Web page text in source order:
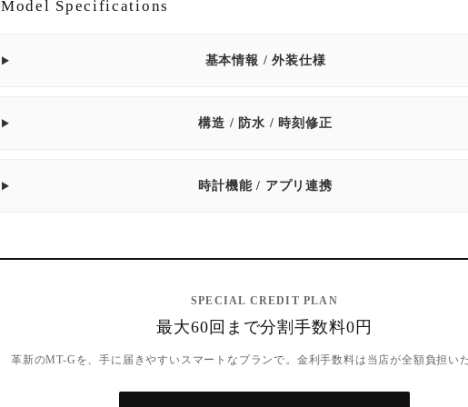
Model Specifications
基本情報 / 外装仕様
構造 / 防水 / 時刻修正
時計機能 / アプリ連携
SPECIAL CREDIT PLAN
最大60回まで分割手数料0円
革新のMT-Gを、手に届きやすいスマートなプランで。金利手数料は当店が全額負担い